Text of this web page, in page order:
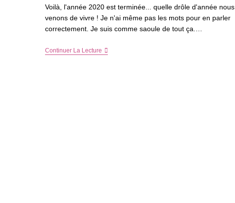
Voilà, l'année 2020 est terminée... quelle drôle d'année nous
venons de vivre ! Je n'ai même pas les mots pour en parler
correctement. Je suis comme saoule de tout ça.…
Continuer La LectureEt